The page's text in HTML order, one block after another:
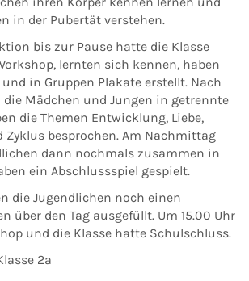
in der Pubertät verstehen.
bis zur Pause hatte die Klasse
lernten sich kennen, haben
in Gruppen Plakate erstellt. Nach
die Mädchen und Jungen in getrennte
die Themen Entwicklung, Liebe,
Zyklus besprochen. Am Nachmittag
dann nochmals zusammen in
ein Abschlussspiel gespielt.
die Jugendlichen noch einen
über den Tag ausgefüllt. Um 15.00 Uhr
und die Klasse hatte Schulschluss.
2a